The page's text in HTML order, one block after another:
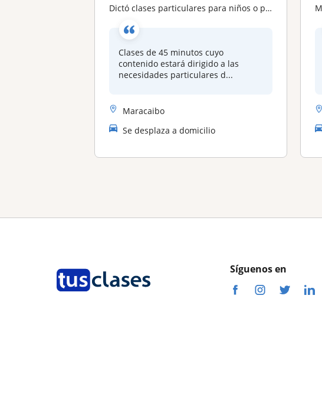
Dictó clases particulares para niños o profesionales
Clases de 45 minutos cuyo
contenido estará dirigido a las
necesidades particulares d...
Maracaibo
Se desplaza a domicilio
Síguenos en